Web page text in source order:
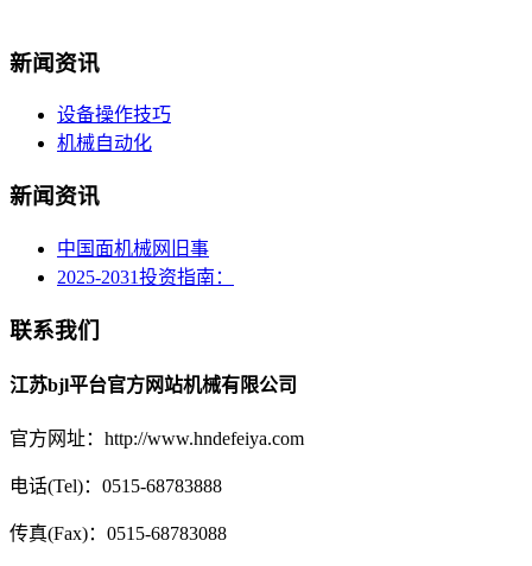
新闻资讯
设备操作技巧
机械自动化
新闻资讯
中国面机械网旧事
2025-2031投资指南：
联系我们
江苏bjl平台官方网站机械有限公司
官方网址：http://www.hndefeiya.com
电话(Tel)：0515-68783888
传真(Fax)：0515-68783088